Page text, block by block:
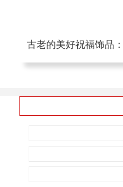
古老的美好祝福饰品